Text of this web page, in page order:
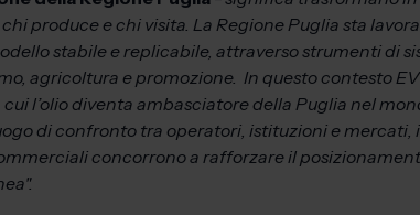
produce e chi visita. La Regione Puglia sta
stabile e replicabile, attraverso strumenti di
agricoltura e promozione. In questo contesto
l’olio diventa ambasciatore della Puglia nel
di confronto tra operatori, istituzioni e mercati,
concorrono a rafforzare il